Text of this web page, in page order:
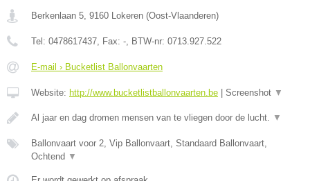
Berkenlaan 5, 9160 Lokeren (Oost-Vlaanderen)
Tel: 0478617437, Fax: -, BTW-nr: 0713.927.522
E-mail › Bucketlist Ballonvaarten
Website: http://www.bucketlistballonvaarten.be Screenshot ▼
Al jaar en dag dromen mensen van te vliegen door de lucht. ▼
Ballonvaart voor 2, Vip Ballonvaart, Standaard Ballonvaart,
Ochtend ▼